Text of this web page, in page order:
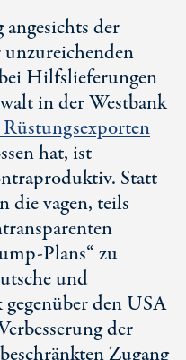
der
Hilfslieferungen
in der Westbank
hat, ist
Statt
die vagen, teils
Plans“zu
und
den USA
der